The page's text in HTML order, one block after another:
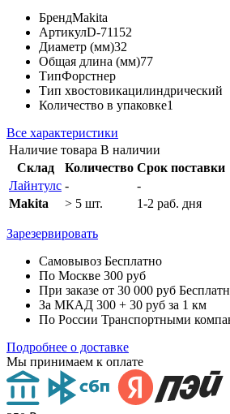
БрендMakita
АртикулD-71152
Диаметр (мм)32
Общая длина (мм)77
ТипФорстнер
Тип хвостовикацилиндрический
Количество в упаковке1
Все характеристики
Наличие товара В наличии
Склад
Количество Срок поставки
Лайнтулс -
-
Makita
> 5 шт. 1-2 раб. дня
Зарезервировать
Самовывоз Бесплатно
По Москве 300 руб
При заказе от 30 000 руб
За МКАД 300 + 30 руб за 1 км
По России Транспортными
Подробнее о доставке
Мы принимаем к оплате